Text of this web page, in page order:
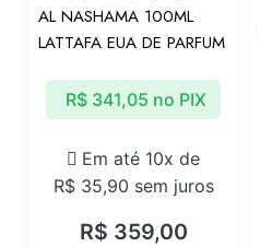
AL NASHAMA 100ML
LATTAFA EUA DE PARFUM
R$ 359,00
Em até 10x de
R$35,90 sem juros
R$341,05 no PIX